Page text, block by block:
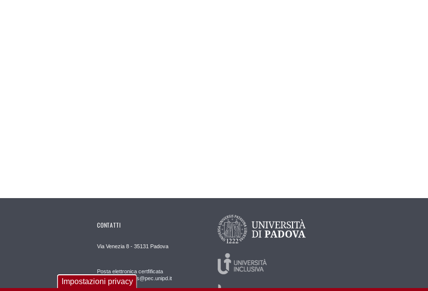
CONTATTI
Via Venezia 8 - 35131 Padova
Posta elettronica certfificata
dipartimento.dpss@pec.unipd.it
Impostazioni privacy